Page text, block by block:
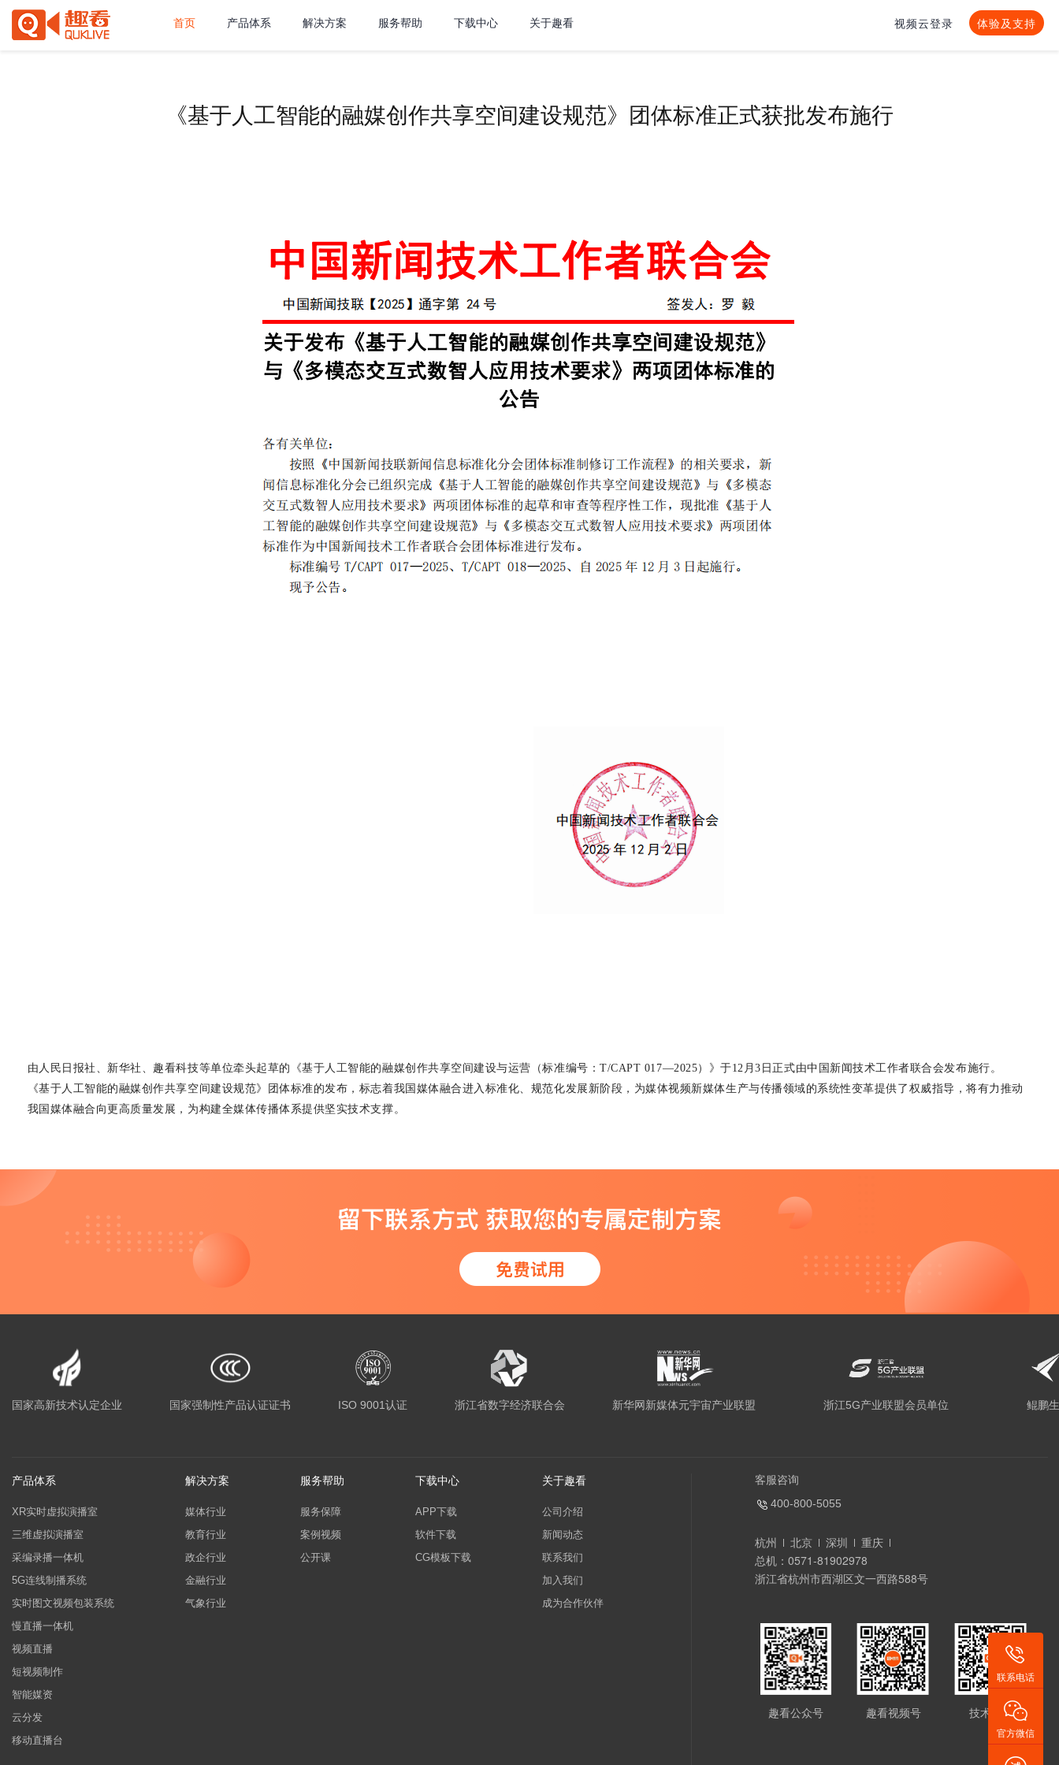
首页 产品体系 解决方案 服务帮助 下载中心 关于趣看 视频云登录 体验及支持
《基于人工智能的融媒创作共享空间建设规范》团体标准正式获批发布施行
由人民日报社、新华社、趣看科技等单位牵头起草的《基于人工智能的融媒创作共享空间建设与运营（标准编号：T/CAPT 017—2025）》于12 月3 日正式由中国新闻技术工作者联合会发布施行。
《基于人工智能的融媒创作共享空间建设规范》团体标准的发布，标志着我国媒体融合进入标准化、规范化发展新阶段，为媒体视频新媒体生产与传播领域的系统性变革提供了权威指导，将有力推动
我国媒体融合向更高质量发展，为构建全媒体传播体系提供坚实技术支撑。
国家高新技术认定企业 国家强制性产品认证证书 ISO 9001认证 浙江省数字经济联合会 新华网新媒体元宇宙产业联盟 浙江5G产业联盟会员单位 鲲鹏
联系电话
官方微信
产品体系
XR实时虚拟演播室
三维虚拟演播室
采编录播一体机
5G连线制播系统
实时图文视频包装系统
慢直播一体机
视频直播
短视频制作
智能媒资
云分发
移动直播台
解决方案
媒体行业
教育行业
政企行业
金融行业
气象行业
服务帮助
服务保障
案例视频
公开课
下载中心
APP下载
软件下载
CG模板下载
关于趣看
公司介绍
新闻动态
联系我们
加入我们
成为合作伙伴
客服咨询
400-800-5055
杭州 北京 深圳
重庆
总机：0571-81902978
浙江省杭州市西湖区文一西路588号
趣看公众号 趣看视频号 技术支持